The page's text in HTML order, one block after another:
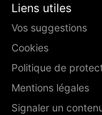
Liens utiles
Vos suggestions
Cookies
Politique de
Mentions légales
Signaler un